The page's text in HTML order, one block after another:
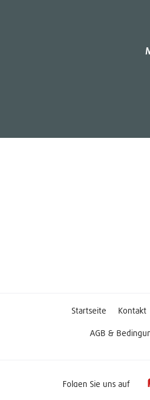
Startseite Kontakt
AGB &
Folgen Sie uns auf